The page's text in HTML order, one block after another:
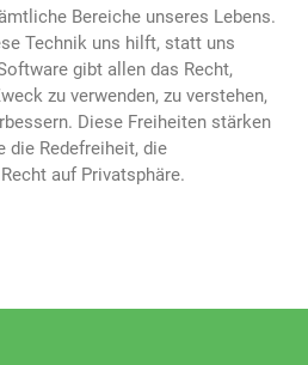
Bereiche unseres Lebens.
Technik uns hilft, statt uns
gibt allen das Recht,
zu verwenden, zu verstehen,
Diese Freiheiten stärken
die Redefreiheit, die
auf Privatsphäre.